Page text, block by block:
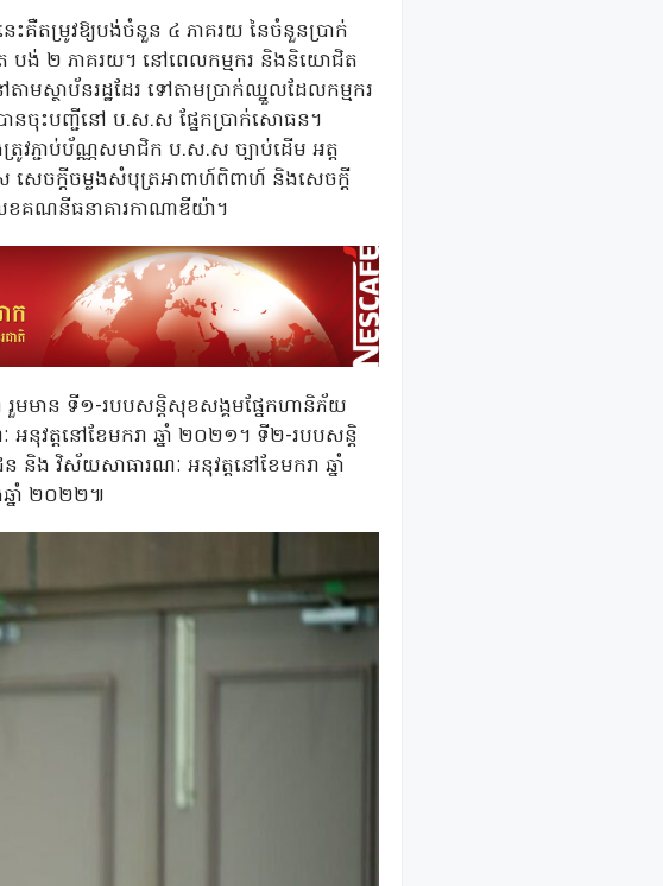
ះគឺតម្រូវឱ្យបង់ចំនួន ៤ ភាគរយ នៃចំនួនប្រាក់
បង់ ២ ភាគរយ។ នៅពេលកម្មករ និងនិយោជិត
មស្ថាប័នរដ្ឋដែរ ទៅតាមប្រាក់ឈ្នួលដែលកម្មករ
ចុះបញ្ជីនៅ ប.ស.ស ផ្នែកប្រាក់សោធន។
ភ្ជាប់ប័ណ្ណសមាជិក ប.ស.ស ច្បាប់ដើម អត្ត
េចក្តីចម្លងសំបុត្រអាពាហ៍ពិពាហ៍ និងសេចក្តី
ខគណនីធនាគារកាណាឌីយ៉ា។
រួមមាន ទី១-របបសន្តិសុខសង្គមផ្នែកហានិភ័យ
នុវត្តនៅខែមករា ឆ្នាំ ២០២១។ ទី២-របបសន្តិ
និង វិស័យសាធារណៈ អនុវត្តនៅខែមករា ឆ្នាំ
នាំ ២០២២៕